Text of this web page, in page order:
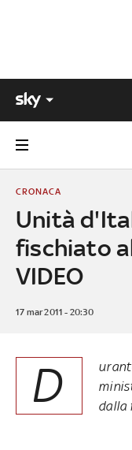
Unità
fischiato
VIDEO
CRONACA
17 mar 2011 - 20:30
D
dalla